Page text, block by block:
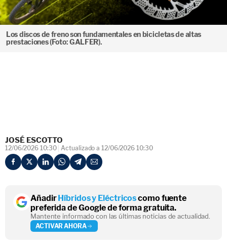
Los discos de freno son fundamentales en bicicletas de altas
prestaciones (Foto: GALFER).
JOSÉ ESCOTTO
12/06/2026 10:30 Actualizado a 12/06/2026 10:30
AñadirHíbridos y Eléctricoscomo fuente
preferida de Google de forma gratuita.
Mantente informado con las últimas noticias de actualidad.
ACTIVAR AHORA